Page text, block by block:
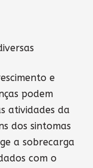
e
podem
atividades da
dos sintomas
a sobrecarga
com o